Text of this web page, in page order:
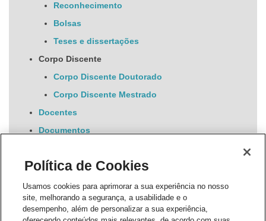
Reconhecimento
Bolsas
Teses e dissertações
Corpo Discente
Corpo Discente Doutorado
Corpo Discente Mestrado
Docentes
Documentos
Notícias Selecionado atualmente
Eventos
Intercâmbios
Política de Cookies
Usamos cookies para aprimorar a sua experiência no nosso
site, melhorando a segurança, a usabilidade e o
desempenho, além de personalizar a sua experiência,